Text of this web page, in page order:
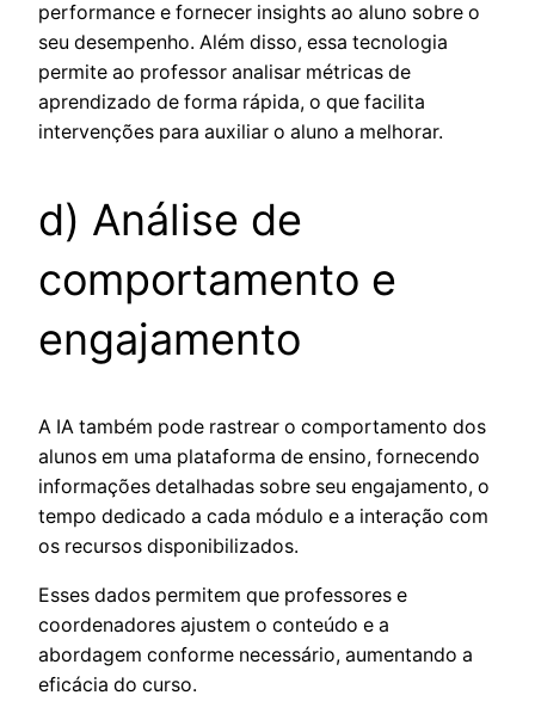
performance e fornecer insights ao aluno sobre o
seu desempenho. Além disso, essa tecnologia
permite ao professor analisar métricas de
aprendizado de forma rápida, o que facilita
intervenções para auxiliar o aluno a melhorar.
d) Análise de
comportamento e
engajamento
A IA também pode rastrear o comportamento dos
alunos em uma plataforma de ensino, fornecendo
informações detalhadas sobre seu engajamento, o
tempo dedicado a cada módulo e a interação com
os recursos disponibilizados.
Esses dados permitem que professores e
coordenadores ajustem o conteúdo e a
abordagem conforme necessário, aumentando a
eficácia do curso.